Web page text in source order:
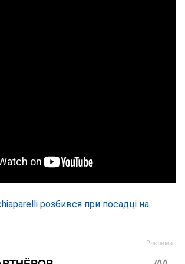
розбився при посадці на